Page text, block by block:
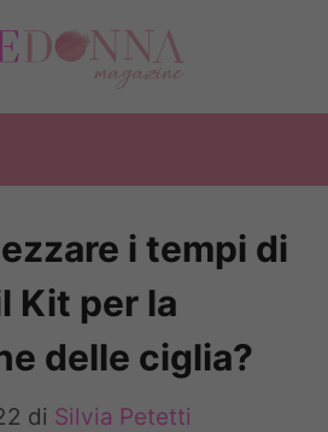
i tempi di
Kit per la
delle ciglia?
di Silvia Petetti